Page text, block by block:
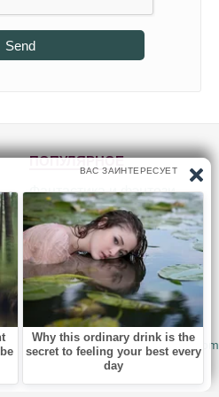
Send
ПОПУЛЯРНОЕ
Фантастика и фэнтези
Детективы, триллеры
Для детей
Роман, проза
Приключения
Юмор, сатира
© 2010-2026Audiobook-mp3.com